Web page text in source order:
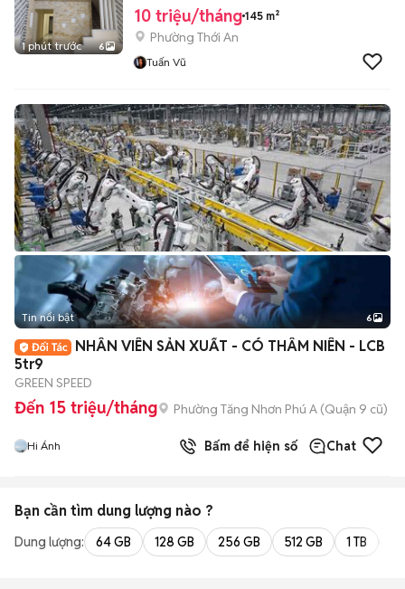
1 phút trước 6
10 triệu/tháng 145 m²
Phường Thới An
Tuấn Vũ
+2
Tin nổi bật 6
NHÂN VIÊN SẢN XUẤT - CÓ THÂM NIÊN - LCB
5tr9
GREEN SPEED
Đến 15 triệu/tháng Phường Tăng Nhơn Phú A (Quận 9 cũ)
Hi Ánh Bấm để hiện số Chat
Bạn cần tìm dung lượng nào ?
Dung lượng: 64 GB 128 GB 256 GB 512 GB 1 TB